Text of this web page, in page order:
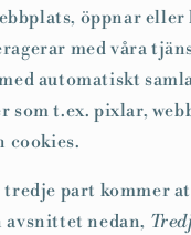
öppnar
med våra
automatiskt
t.ex. pixlar,
cookies.
part kommer
avsnittet nedan,